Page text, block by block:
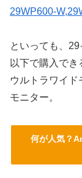
29WP600-
といっても、
以下で購入でき
ウルトラワイ
モニター。
何が人気？